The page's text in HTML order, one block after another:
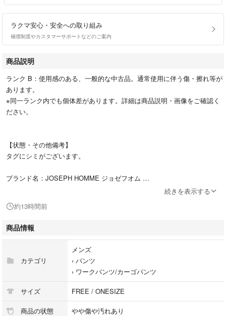
ラクマ安心・安全への取り組み
補償制度やカスタマーサポートなどのご案内
商品説明
ランク B：使用感のある、一般的な中古品。通常使用に伴う傷・擦れ等が
あります。
※同一ランク内でも個体差があります。詳細は商品説明・画像をご確認く
ださい。
【状態・その他備考】
タグにシミがございます。
ブランド名：JOSEPH HOMME ジョゼフオム
商品詳細：切り替え
対象性別：メンズ
股上(cm)：23 （ウェスト上端から内股合わせまでの長さ）
わたり(cm)：26.5 （内股合わせ[股下の縫い目の交差する所]から外側の端
までの長さ）
裾幅(cm)：18 （裾の端から端までを直線で測った長さ）
ウエスト開口部(cm)：40.5 （ファスナーやボタンを閉じ、上端を直線で水
続きを表示する
約13時間前
商品情報
カテゴリ
メンズ
› パンツ
› ワークパンツ/カーゴパンツ
サイズ FREE / ONESIZE
商品の状態 やや傷や汚れあり